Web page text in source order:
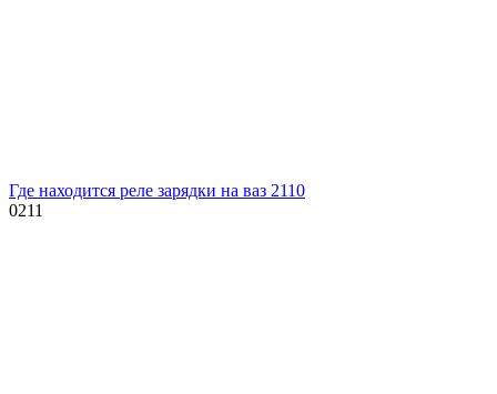
Где находится реле зарядки на ваз 2110
0211